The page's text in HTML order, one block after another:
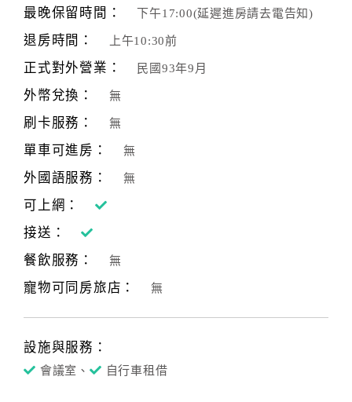
客
利
查
詢
訂
房
Q&A
國
訂
房
最晚保留時間： 下午17:00(延遲進房請去電告知)
退房時間： 上午10:30前
正式對外營業： 民國93年9月
外幣兌換： 無
刷卡服務： 無
單車可進房： 無
外國語服務： 無
可上網：
接送：
餐飲服務：
無
寵物可同房旅店： 無
設施與服務：
會議室、 自行車租借